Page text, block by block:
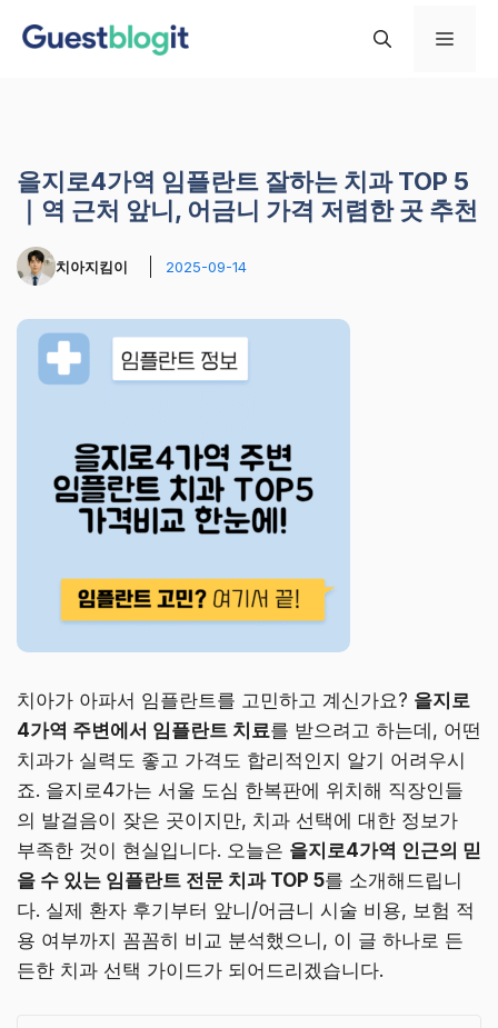
메
을지로4가역 임플란트 잘하는 치과 TOP 5
｜역 근처 앞니, 어금니 가격 저렴한 곳 추천
치아지킴이 2025-09-14
치아가 아파서 임플란트를 고민하고 계신가요? 을지로
4가역 주변에서 임플란트 치료를 받으려고 하는데, 어떤
치과가 실력도 좋고 가격도 합리적인지 알기 어려우시
죠. 을지로4가는 서울 도심 한복판에 위치해 직장인들
의 발걸음이 잦은 곳이지만, 치과 선택에 대한 정보가
부족한 것이 현실입니다. 오늘은 을지로4가역 인근의 믿
을 수 있는 임플란트 전문 치과 TOP 5를 소개해드립니
다. 실제 환자 후기부터 앞니/어금니 시술 비용, 보험 적
용 여부까지 꼼꼼히 비교 분석했으니, 이 글 하나로 든
든한 치과 선택 가이드가 되어드리겠습니다.